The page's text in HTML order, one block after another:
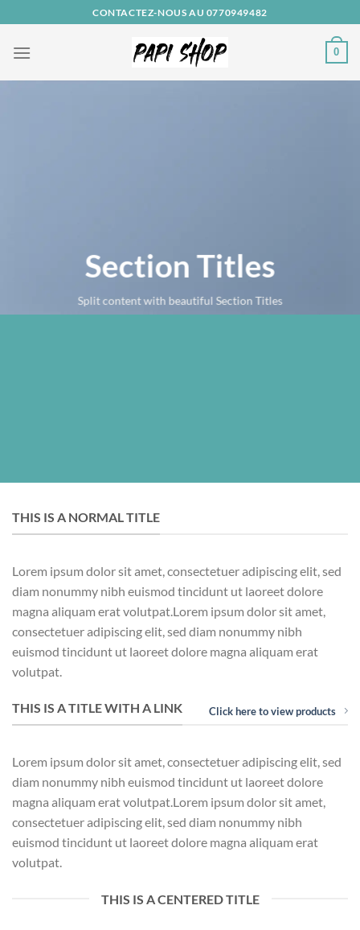
au
contenu
CONTACTEZ-NOUS AU 0770949482
0
Section Titles
Split content with beautiful Section Titles
THIS IS A NORMAL TITLE
Lorem ipsum dolor sit amet, consectetuer adipiscing elit, sed
diam nonummy nibh euismod tincidunt ut laoreet dolore
magna aliquam erat volutpat.Lorem ipsum dolor sit amet,
consectetuer adipiscing elit, sed diam nonummy nibh
euismod tincidunt ut laoreet dolore magna aliquam erat
volutpat.
THIS IS A TITLE WITH A LINK Click here to view products
Lorem ipsum dolor sit amet, consectetuer adipiscing elit, sed
diam nonummy nibh euismod tincidunt ut laoreet dolore
magna aliquam erat volutpat.Lorem ipsum dolor sit amet,
consectetuer adipiscing elit, sed diam nonummy nibh
euismod tincidunt ut laoreet dolore magna aliquam erat
volutpat.
THIS IS A CENTERED TITLE